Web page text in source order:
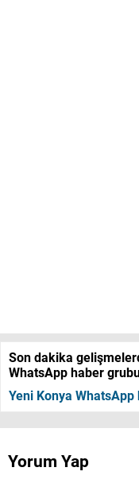
Son dakika
WhatsApp haber
Yeni Konya WhatsApp
Yorum Yap